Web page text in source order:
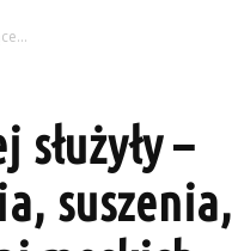
–
suszenia,